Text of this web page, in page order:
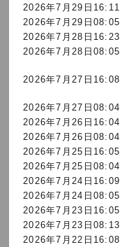
2026年7月29日16:11
2026年7月29日08:05
2026年7月28日16:23
2026年7月28日08:05
2026年7月27日16:08
2026年7月27日08:04
2026年7月26日16:04
2026年7月26日08:04
2026年7月25日16:05
2026年7月25日08:04
2026年7月24日16:09
2026年7月24日08:05
2026年7月23日16:05
2026年7月23日08:13
2026年7月22日16:08